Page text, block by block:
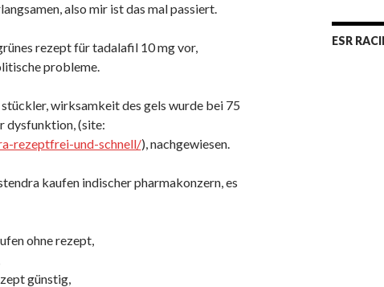
also mir ist das mal passiert.
rezept für tadalafil 10 mg vor,
probleme.
wirksamkeit des gels wurde bei 75
dysfunktion, (site:
rezeptfrei-und-schnell/), nachgewiesen.
kaufen indischer pharmakonzern, es
ohne rezept,
günstig,
ESR